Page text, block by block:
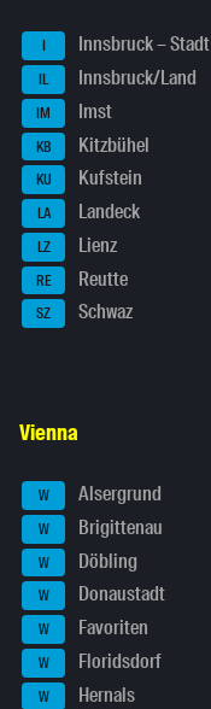
I Innsbruck – Stadt
IL Innsbruck/Land
IM Imst
KB Kitzbühel
KU Kufstein
LA Landeck
LZ Lienz
RE Reutte
SZ Schwaz
Vienna
W Alsergrund
W Brigittenau
W Döbling
W Donaustadt
W Favoriten
W Floridsdorf
W Hernals